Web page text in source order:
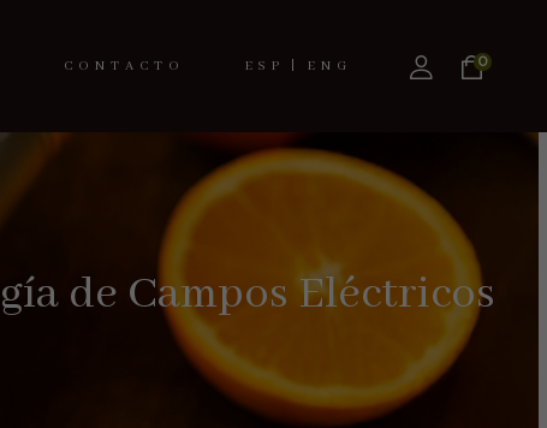
CONTACTO ESPAÑOLENGLISH 0
de Campos Eléctricos